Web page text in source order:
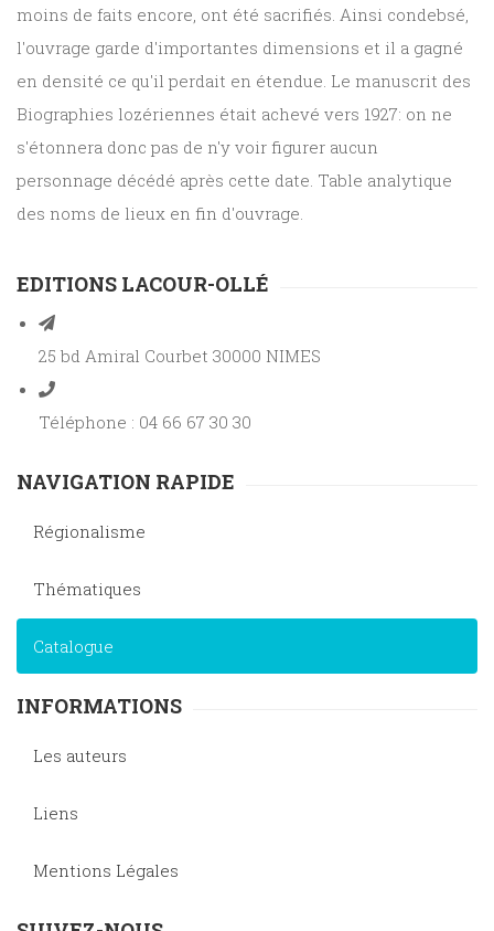
moins de faits encore, ont été sacrifiés. Ainsi condebsé,
l'ouvrage garde d'importantes dimensions et il a gagné
en densité ce qu'il perdait en étendue. Le manuscrit des
Biographies lozériennes était achevé vers 1927: on ne
s'étonnera donc pas de n'y voir figurer aucun
personnage décédé après cette date. Table analytique
des noms de lieux en fin d'ouvrage.
EDITIONS LACOUR-OLLÉ
25 bd Amiral Courbet 30000 NIMES
Téléphone : 04 66 67 30 30
NAVIGATION RAPIDE
Régionalisme
Thématiques
Catalogue
INFORMATIONS
Les auteurs
Liens
Mentions Légales